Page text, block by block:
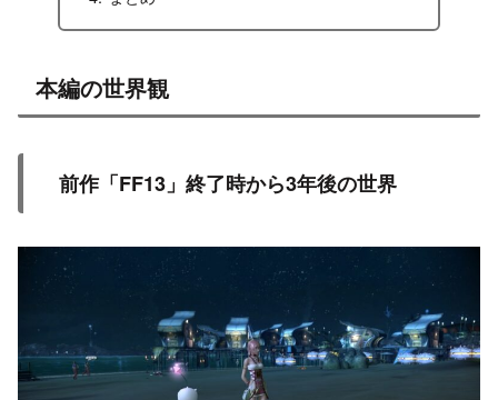
本編の世界観
前作「FF13」終了時から3年後の世界